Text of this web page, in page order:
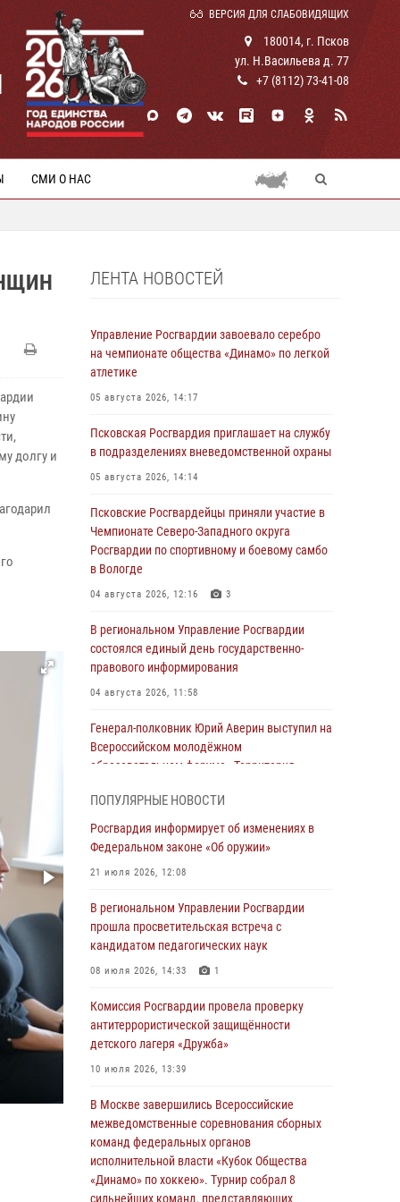
ВЕРСИЯ ДЛЯ СЛАБОВИДЯЩИХ
180014, г. Псков
ул. Н.Васильева д. 77
+7 (8112) 73-41-08
СМИ О НАС
долгу и
ЛЕНТА НОВОСТЕЙ
Управление Росгвардии завоевало серебро
на чемпионате общества «Динамо» по легкой
атлетике
05 августа 2026, 14:17
Псковская Росгвардия приглашает на службу
в подразделениях вневедомственной охраны
05 августа 2026, 14:14
Псковские Росгвардейцы приняли участие в
Чемпионате Северо-Западного округа
Росгвардии по спортивному и боевому самбо
в Вологде
04 августа 2026, 12:16 3
В региональном Управление Росгвардии
состоялся единый день государственно-
правового информирования
04 августа 2026, 11:58
Генерал-полковник Юрий Аверин выступил на
Всероссийском молодёжном
образовательном форуме «Территория
21 единицу оружия изъяли Псковские
Росгвардейцы принимают участие в
обеспечении общественной безопасности во
время празднования Дня ВДВ
За минувшие сутки Псковские росгвардейцы
выезжали два раза на улицу Труда
31 июля 2026, 13:53
В Санкт-Петербурге прошел окружной этап
ежегодного Всероссийского конкурса
профессионального мастерства среди
сотрудников вневедомственной охраны
Росгвардии, Псковские Росгвардейцы
одержали победу
ПОПУЛЯРНЫЕ НОВОСТИ
Росгвардия информирует об изменениях в
Федеральном законе «Об оружии»
21 июля 2026, 12:08
В региональном Управлении Росгвардии
прошла просветительская встреча с
кандидатом педагогических наук
08 июля 2026, 14:33 1
Комиссия Росгвардии провела проверку
антитеррористической защищённости
детского лагеря «Дружба»
10 июля 2026, 13:39
В Москве завершились Всероссийские
межведомственные соревнования сборных
команд федеральных органов
исполнительной власти «Кубок Общества
«Динамо» по хоккею». Турнир собрал 8
сильнейших команд, представляющих